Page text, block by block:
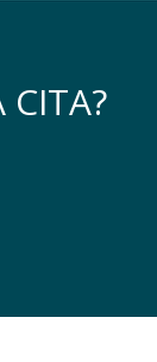
CITA?